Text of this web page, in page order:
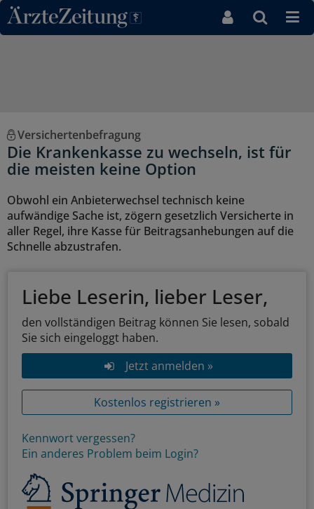
Direkt zum Inhaltsbereich
Versichertenbefragung
Die Krankenkasse zu wechseln, ist für
die meisten keine Option
Obwohl ein Anbieterwechsel technisch keine
aufwändige Sache ist, zögern gesetzlich Versicherte in
aller Regel, ihre Kasse für Beitragsanhebungen auf die
Schnelle abzustrafen.
Liebe Leserin, lieber Leser,
den vollständigen Beitrag können Sie lesen, sobald
Sie sich eingeloggt haben.
Jetzt anmelden »
Kostenlos registrieren »
Kennwort vergessen?
Ein anderes Problem beim Login?